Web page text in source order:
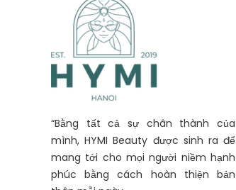
“Bằng tất cả sự chân thành của
mình, HYMI Beauty được sinh ra để
mang tới cho mọi người niềm hạnh
phúc bằng cách hoàn thiện bản